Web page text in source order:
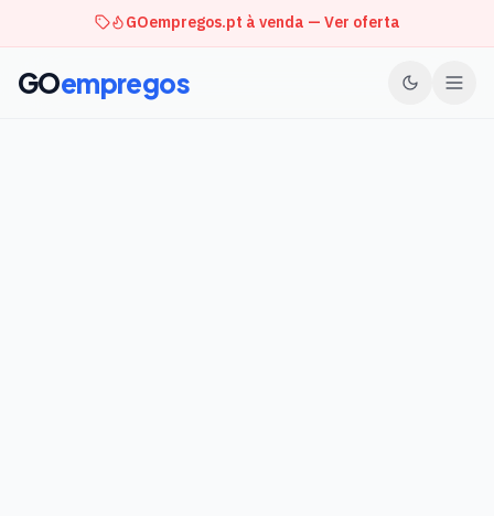
GOempregos.pt à venda — Ver oferta
GOempregos